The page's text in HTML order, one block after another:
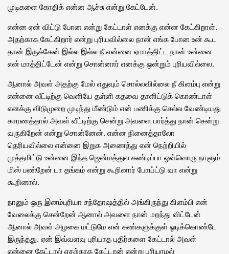
முடிகளை கோதிக் என்ன ஆச்சு என்று கேட்டேன்.
என்ன ஏன் விட்டு போன என்று கேட்டாள் எனக்கு என்ன கேட்கிறாள்.
அதற்காக கேட்கிறார் என்று புரியவில்லை நான் எங்க போன உன் கூட
தான் இருக்கேன் இல்ல இல்ல நீ என்னை ஏமாத்திட்ட நான் உன்னை
என் மாத்திட்டேன் என்று சொன்னார் எனக்கு ஒன்றும் புரியவில்லை.
ஆனால் அவள் அதற்கு மேல் எதுவும் சொல்லவில்லை நீ கிளம்பு என்று
என்னை வீட்டிற்கு வெளியே தள்ளி கதவை தாளிட்டுக் கொண்டாள்
எனக்கு விடுமுறை முடிந்து மீண்டும் என் பணிக்கு செல்ல வேண்டியது
காரணத்தால் அவள் வீட்டிற்கு சென்று அவளை பார்த்து நான் சென்று
வருகிறேன் என்று சொன்னேன். என்ன நினைத்தாலோ
தெரியவில்லை என்னை இறுக அணைத்து என் நெற்றியில்
முத்தமிட்டு உன்னை இந்த ஜென்மத்துல கண்டிப்பா ஒவ்வொரு நாளும்
மிஸ் பண்றேன் டா தங்கம் என்று கூறினார் போய்ட்டு வா என்று
கூறினால்.
நானும் ஒரு இனம்புரியா சந்தோஷத்தில் அங்கிருந்து கிளம்பி என்
வேலைக்கு சென்றேன் ஆனால் அவளை நான் மறந்து விட்டேன்
ஆனால் அவள் அழகை மட்டுமே என் கண்களுக்குள் ஓடிக்கொண்டே
இருந்தது. ஏன் இவ்வளவு புரியாத புதிர்களை கேட்டால் அவள்
என்னை கேட்டால் எதற்காக கேட்டான் என்று புரியாமல்